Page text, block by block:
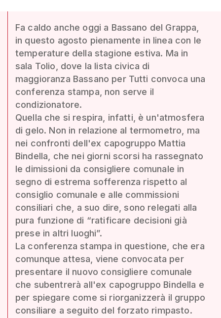
Fa caldo anche oggi a Bassano del Grappa,
in questo agosto pienamente in linea con le
temperature della stagione estiva. Ma in
sala Tolio, dove la lista civica di
maggioranza Bassano per Tutti convoca una
conferenza stampa, non serve il
condizionatore.
Quella che si respira, infatti, è un'atmosfera
di gelo. Non in relazione al termometro, ma
nei confronti dell'ex capogruppo Mattia
Bindella, che nei giorni scorsi ha rassegnato
le dimissioni da consigliere comunale in
segno di estrema sofferenza rispetto al
consiglio comunale e alle commissioni
consiliari che, a suo dire, sono relegati alla
pura funzione di “ratificare decisioni già
prese in altri luoghi”.
La conferenza stampa in questione, che era
comunque attesa, viene convocata per
presentare il nuovo consigliere comunale
che subentrerà all'ex capogruppo Bindella e
per spiegare come si riorganizzerà il gruppo
consiliare a seguito del forzato rimpasto.